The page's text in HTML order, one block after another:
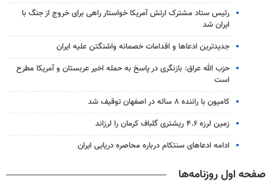
رئیس ستاد مشترک ارتش آمریکا خواستار راهی برای خروج از جنگ با
ایران شد
جدیدترین ادعاها و اقدامات خصمانه واشنگتن علیه ایران
حزب الله عراق: بازنگری در پاسخ به حمله اخیر عربستان و آمریکا مطرح
است
کامیون با راننده ۸ ساله در اصفهان توقیف شد
زمین لرزه ۴.۶ ریشتری گلباف کرمان را لرزاند
ادامه ادعاهای سنتکام درباره محاصره دریایی ایران
صفحه اول روزنامه‌ها